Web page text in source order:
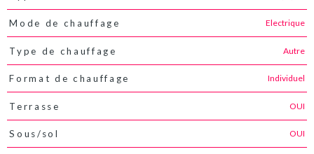
Mode de chauffage Electrique
Type de chauffage Autre
Format de chauffage Individuel
Terrasse OUI
Sous/sol OUI